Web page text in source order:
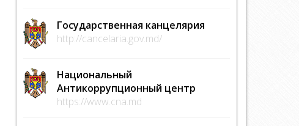
Государственная канцелярия
http://cancelaria.gov.md/
Национальный
Антикоррупционный центр
https://www.cna.md